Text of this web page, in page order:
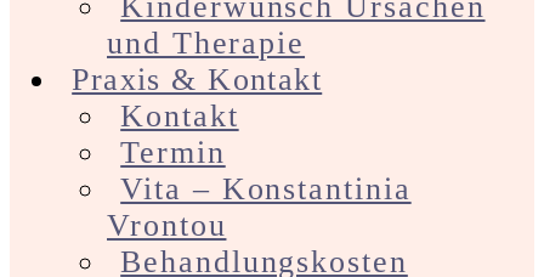
und Therapie
Praxis & Kontakt
Kontakt
Termin
Vita – Konstantinia
Vrontou
Behandlungskosten